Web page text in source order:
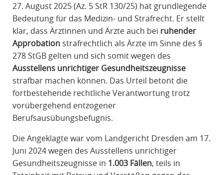
27. August 2025 (Az. 5 StR 130/25) hat grundlegende
Bedeutung für das Medizin- und Strafrecht. Er stellt
klar, dass Ärztinnen und Ärzte auch bei ruhender
Approbationstrafrechtlich als Ärzte im Sinne des §
278 StGB gelten und sich somit wegen des
Ausstellens unrichtiger Gesundheitszeugnisse
strafbar machen können. Das Urteil betont die
fortbestehende rechtliche Verantwortung trotz
vorübergehend entzogener
Berufsausübungsbefugnis.
Die Angeklagte war vom Landgericht Dresden am 17.
Juni 2024 wegen des Ausstellens unrichtiger
Gesundheitszeugnisse in 1.003 Fällen, teils in